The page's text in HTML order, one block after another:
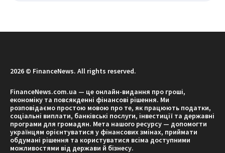
2026 © FinanceNews. All rights reserved.
FinanceNews.com.ua — це онлайн-видання про гроші,
економіку та повсякденні фінансові рішення. Ми
розповідаємо простою мовою про те, як працюють податки,
соціальні виплати, банківські послуги, інвестиції та державні
програми для громадян. Мета нашого ресурсу — допомогти
українцям орієнтуватися у фінансових змінах, приймати
обдумані рішення та користуватися всіма доступними
можливостями від держави й бізнесу.